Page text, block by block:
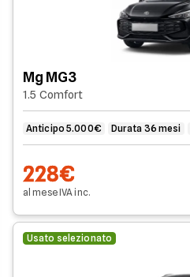
Mg MG3
1.5 Comfort
Anticipo 5.000€ Durata 36 mesi
228€
al meseIVAinc.
Usato selezionato